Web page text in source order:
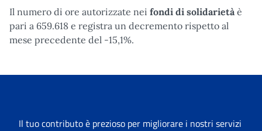
Il numero di ore autorizzate nei fondi di solidarietà è
pari a 659.618 e registra un decremento rispetto al
mese precedente del -15,1%.
Il tuo contributo è prezioso per migliorare i nostri servizi